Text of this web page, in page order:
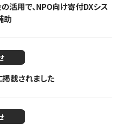
活用で、NPO向け寄付DXシス
助
載されました